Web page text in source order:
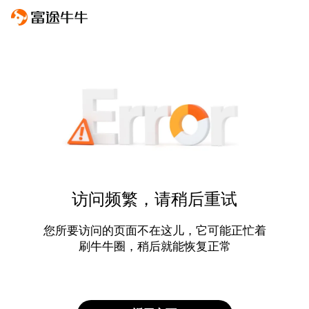
访问频繁，请稍后重试
您所要访问的页面不在这儿，它可能正忙着
刷牛牛圈，稍后就能恢复正常